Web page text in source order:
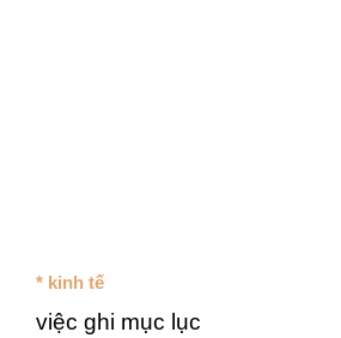
* kinh tế
việc ghi mục lục